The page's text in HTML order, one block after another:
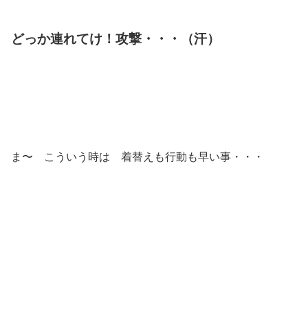
どっか連れてけ！攻撃・・・（汗）
ま〜 こういう時は 着替えも行動も早い事・・・